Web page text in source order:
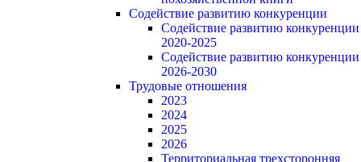
Содействие развитию конкуренции
Содействие развитию конкуренции
2020-2025
Содействие развитию конкуренции
2026-2030
Трудовые отношения
2023
2024
2025
2026
Территориальная трехсторонняя